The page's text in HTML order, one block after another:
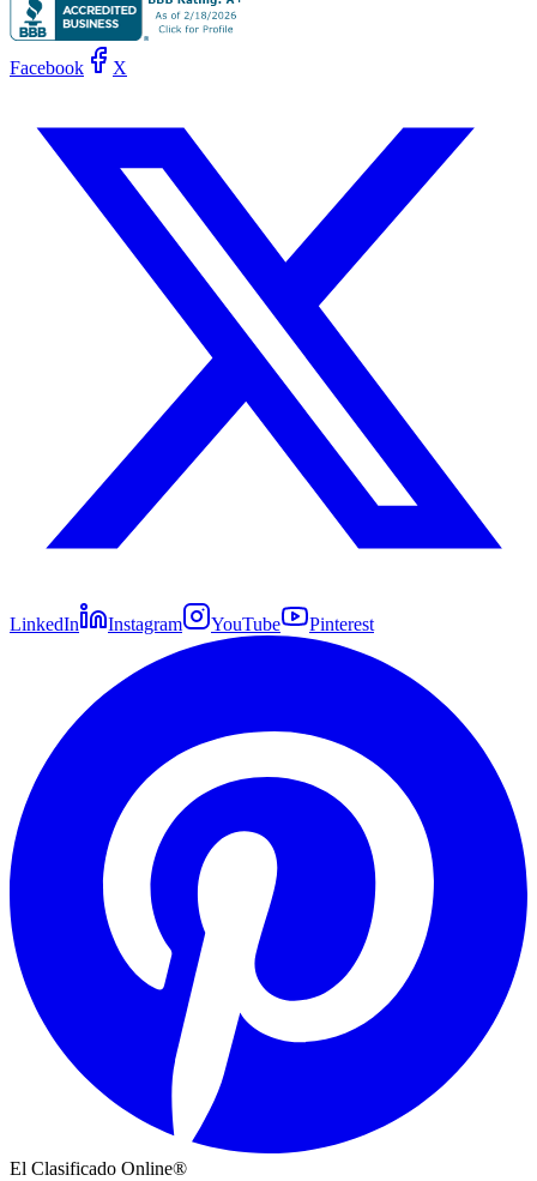
Facebook X
LinkedIn Instagram YouTube Pinterest
El Clasificado Online®